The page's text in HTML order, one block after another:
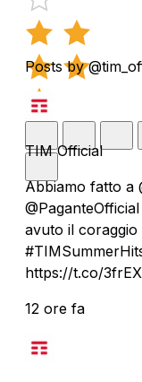
Posts by
TIM Official
Abbiamo fatto a
avuto il
https://t.co/
12 ore fa